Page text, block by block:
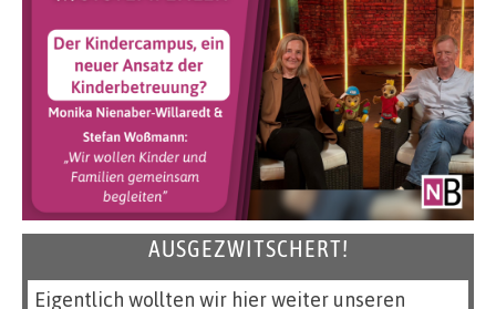
AUSGEZWITSCHERT!
Eigentlich wollten wir hier weiter unseren